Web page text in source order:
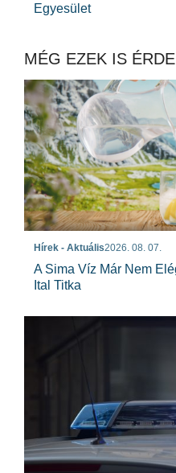
Egyesület
MÉG EZEK IS
Hírek - Aktuális2026. 08. 07.
A Sima Víz Már Nem
Ital Titka